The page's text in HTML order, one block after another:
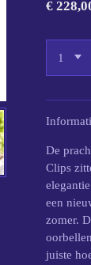
€
De
Clips
een
zomer.
juiste